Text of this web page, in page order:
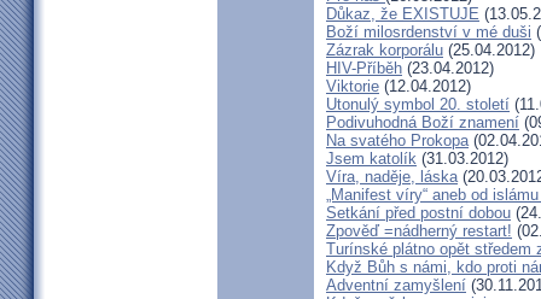
Důkaz, že EXISTUJE
Boží milosrdenství v mé duši
Zázrak korporálu (25.04.2012)
HIV-Příběh (23.04.2012)
Viktorie (12.04.2012)
Utonulý symbol 20. století
Podivuhodná Boží znamení
Na svatého Prokopa
Jsem katolík (31.03.2012)
Víra, naděje, láska
„Manifest víry“ aneb od
Setkání před postní dobou
Zpověď =nádherný restart!
Turínské plátno opět středem
Když Bůh s námi, kdo proti
Adventní zamyšlení